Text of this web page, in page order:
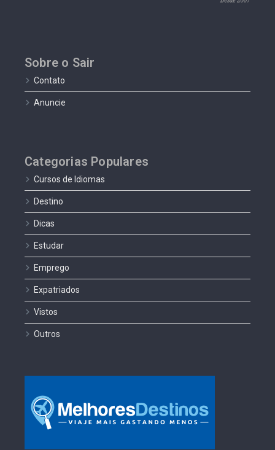
Sobre o Sair
Contato
Anuncie
Categorias Populares
Cursos de Idiomas
Destino
Dicas
Estudar
Emprego
Expatriados
Vistos
Outros